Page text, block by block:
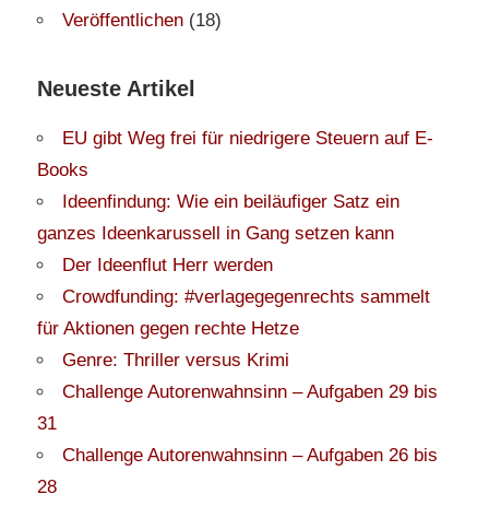
Veröffentlichen (18)
Neueste Artikel
EU gibt Weg frei für niedrigere Steuern auf E-
Books
Ideenfindung: Wie ein beiläufiger Satz ein
ganzes Ideenkarussell in Gang setzen kann
Der Ideenflut Herr werden
Crowdfunding: #verlagegegenrechts sammelt
für Aktionen gegen rechte Hetze
Genre: Thriller versus Krimi
Challenge Autorenwahnsinn – Aufgaben 29 bis
31
Challenge Autorenwahnsinn – Aufgaben 26 bis
28